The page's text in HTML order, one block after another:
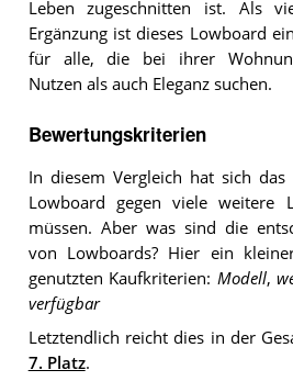
Leben zugeschnitten ist. Als
Ergänzung ist dieses Lowboard
für alle, die bei ihrer
Nutzen als auch Eleganz suchen.
Bewertungskriterien
In diesem Vergleich hat sich das
Lowboard gegen viele weitere
müssen. Aber was sind die
von Lowboards? Hier ein
genutzten Kaufkriterien: Modell,
verfügbar
Letztendlich reicht dies in der
7. Platz.